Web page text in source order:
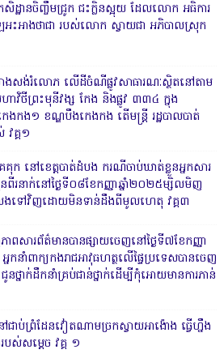
សិដ្ឋានចិញ្ចឹមជ្រូក ជះក្លិនស្អុយ ដែលលោក អធិការ
អះអាងថាជា របស់លោក ស្វាយជា អភិបាលស្រុក
សង់រំលោភ លើដីចំណីផ្លូវសាធារណៈស្ថិតនៅតាម
វិថីព្រះមុនីវង្ស កែង និងផ្លូវ ៣៣៤ ក្នុង
េងកង១ ខណ្ឌបឹងកេងកង តើមន្ត្រី រដ្ឋបាលបាត់
គ្គ១
គុក នៅខេត្តបាត់ដំបង ករណីចាប់ឃាត់ខ្លួនអ្នកសារ
ពីរនាក់នៅថ្ងៃទី០៨ខែកញ្ញាឆ្នាំ២០២៥ម្សិលមិញ
ងទៅវិញដោយមិនទាន់ដឹងពីមូលហេតុ វគ្គ៣
ភាពសារព័ត៌មានបានផ្សាយចេញនៅថ្ងៃទី៧ខែកញ្ញា
នកនាំពាក្យកងរាជអាវុធហត្ថលើផ្ទៃប្រទេសបានចេញ
នថ្នាក់ដឹកនាំគ្រប់ជាន់ថ្នាក់ដើម្បីកុំអោយមានការភាន់
ាប់ព្រំដែនវៀតណាមច្រកស្វាយអាង៉ោង ធ្វើហ្នឹង
ស់សម្ដេច វគ្គ ១